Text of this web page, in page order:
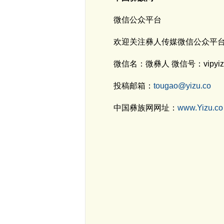
微信公众平台
欢迎关注彝人传媒微信公众平台
微信名： 微彝人 微信号：
投稿邮箱： tougao@yizu.co
中国彝族网网址： www.Yizu.co